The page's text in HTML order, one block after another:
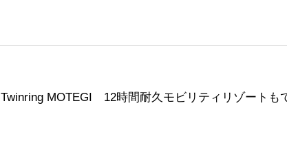
TwinringMOTEGI 12時間耐久モビリティリゾートも